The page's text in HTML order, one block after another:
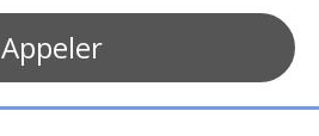
Appeler